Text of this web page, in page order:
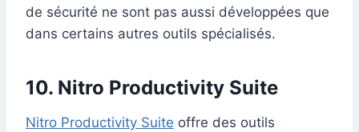
de sécurité ne sont pas aussi développées que
dans certains autres outils spécialisés.
10. Nitro Productivity Suite
Nitro Productivity Suite offre des outils